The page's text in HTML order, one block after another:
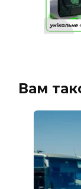
Вам